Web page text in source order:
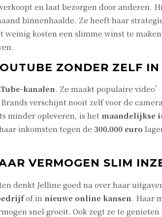
en laat bezorgen door anderen.
binnenhaalde. Ze heeft haar
weinig kosten een slimme winst te
ZONDER ZELF
kanalen. Ze maakt populaire
verschijnt nooit zelf voor de
minder opleveren, is het maandelijkse
inkomsten tegen de 300.000 euro
VERMOGEN SLIM
denkt Jelline goed na over haar
of in nieuwe online kansen. Haar
snel groeit. Ook zegt ze te